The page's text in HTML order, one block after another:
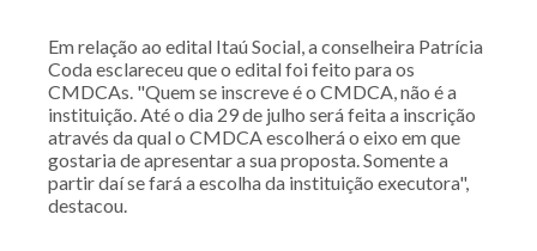
Em relação ao edital Itaú Social, a conselheira Patrícia
Coda esclareceu que o edital foi feito para os
CMDCAs. "Quem se inscreve é o CMDCA, não é a
instituição. Até o dia 29 de julho será feita a inscrição
através da qual o CMDCA escolherá o eixo em que
gostaria de apresentar a sua proposta. Somente a
partir daí se fará a escolha da instituição executora",
destacou.